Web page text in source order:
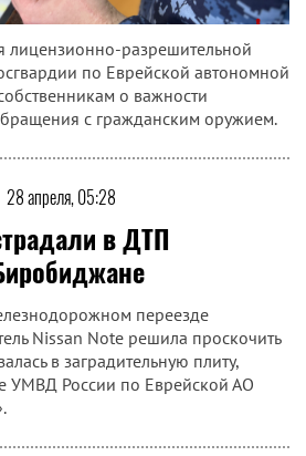
лицензионно-разрешительной
по Еврейской автономной
о важности
с гражданским оружием.
28 апреля, 05:28
в ДТП
переезде
Nissan Note решила проскочить
в заградительную плиту,
УМВД России по Еврейской АО